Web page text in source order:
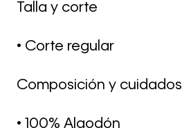
Talla y corte
• Corte regular
Composición y cuidados
• 100% Algodón